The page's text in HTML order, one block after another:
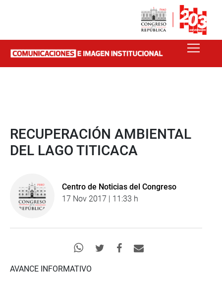
RECUPERACIÓN AMBIENTAL
DEL LAGO TITICACA
Centro de Noticias del Congreso
17 Nov 2017 | 11:33 h
AVANCE INFORMATIVO